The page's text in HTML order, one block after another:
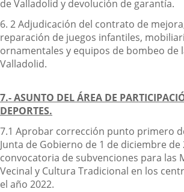
de Valladolid y devolución de garantía.
6. 2 Adjudicación del contrato de
reparación de juegos infantiles,
ornamentales y equipos de bombeo de
Valladolid.
7.- ASUNTO DEL ÁREA DE
DEPORTES.
7.1 Aprobar corrección punto primero
Junta de Gobierno de 1 de diciembre de
convocatoria de subvenciones para las
Vecinal y Cultura Tradicional en los
el año 2022.